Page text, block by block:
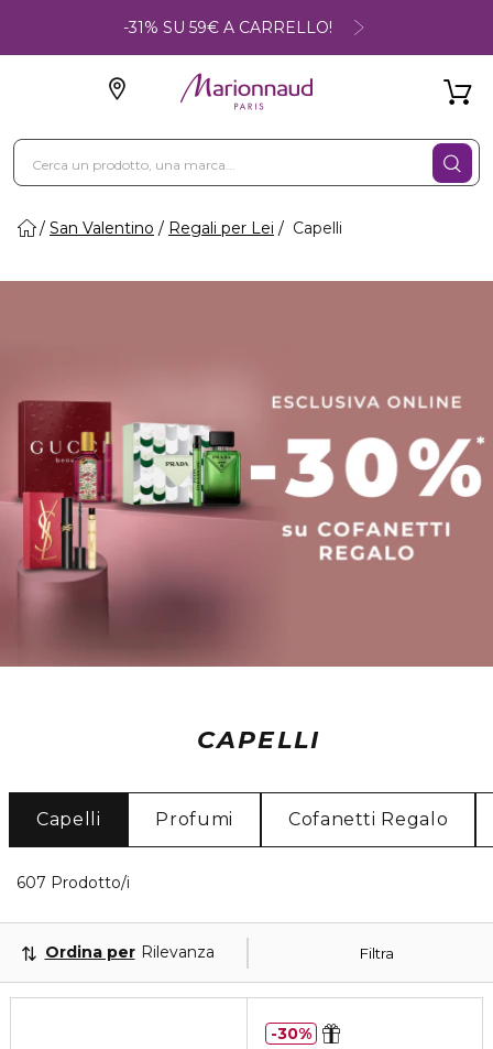
-31% SU 59€ A CARRELLO!
San Valentino Regali per Lei Capelli
CAPELLI
Capelli Profumi Cofanetti Regalo
607 Prodotto/i
Filtra
Ordina per Rilevanza
30%